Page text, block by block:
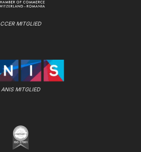
CCER MITGLIED
ANIS MITGLIED